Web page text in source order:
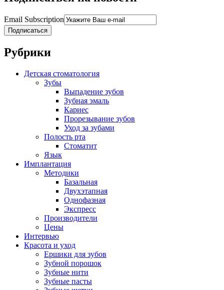
Email Subscription
Подписаться
Рубрики
Детская стоматология
Зубы
Выпадение зубов
Зубная эмаль
Кариес
Прорезывание зубов
Уход за зубами
Полость рта
Стоматит
Язык
Имплантация
Методики
Базальная
Двухэтапная
Однофазная
Экспресс
Производители
Цены
Интервью
Красота и уход
Ершики для зубов
Зубной порошок
Зубные нити
Зубные пасты